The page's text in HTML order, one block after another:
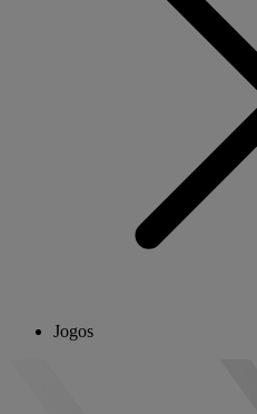
Jogos